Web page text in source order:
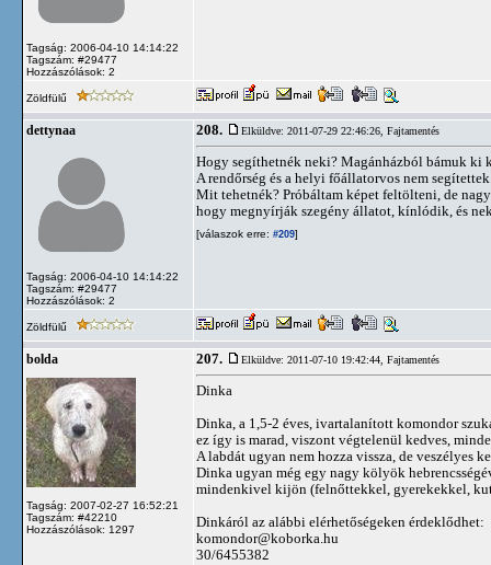
Tagság: 2006-04-10 14:14:22
Tagszám: #29477
Hozzászólások: 2
Zöldfülű
dettynaa
Tagság: 2006-04-10 14:14:22
Tagszám: #29477
Hozzászólások: 2
208. Elküldve: 2011-07-29 22:46:26, Fajtamentés
Hogy segíthetnék neki? Magánházból bámuk ki
A rendőrség és a helyi főállatorvos nem
Mit tehetnék? Próbáltam képet feltölteni, de
hogy megnyírják szegény állatot, kínlódik, és
[válaszok erre: #209]
Zöldfülű
bolda
Tagság: 2007-02-27 16:52:21
Tagszám: #42210
Hozzászólások: 1297
207. Elküldve: 2011-07-10 19:42:44, Fajtamentés
Dinka
Dinka, a 1,5-2 éves, ivartalanított komondor
ez így is marad, viszont végtelenül kedves,
A labdát ugyan nem hozza vissza, de veszélyes
Dinka ugyan még egy nagy kölyök
mindenkivel kijön (felnőttekkel, gyerekekkel,
Dinkáról az alábbi elérhetőségeken érdeklődhet:
komondor@koborka.hu
30/6455382